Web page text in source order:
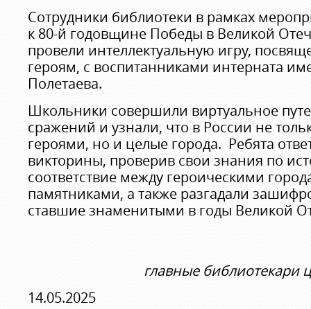
Сотрудники библиотеки в рамках
к 80-й годовщине Победы в Великой
провели интеллектуальную игру,
героям, с воспитанниками интерната
Полетаева.
Школьники совершили виртуальное
сражений и узнали, что в России не
героями, но и целые города. Ребята
викторины, проверив свои знания по
соответствие между героическими
памятниками, а также разгадали
ставшие знаменитыми в годы Великой
главные библиотекари
14.05.2025